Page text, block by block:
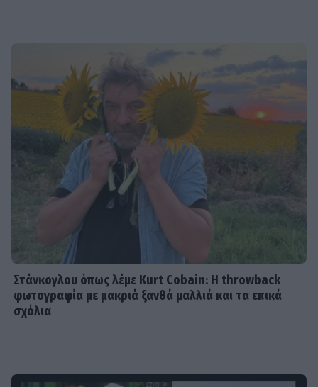
Στάνκογλου όπως λέμε Kurt Cobain: H throwback
φωτογραφία με μακριά ξανθά μαλλιά και τα επικά
σχόλια